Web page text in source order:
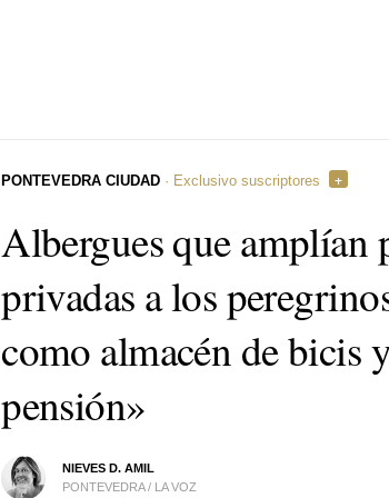
Albergues que amplían
privadas a los
como almacén de bicis
pensión»
NIEVES D. AMIL
PONTEVEDRA / LA VOZ
PONTEVEDRA CIUDAD · Exclusivo suscriptores